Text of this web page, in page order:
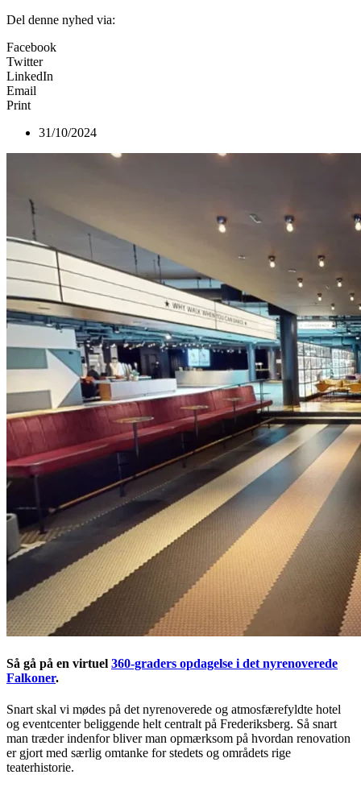
Del denne nyhed via:
Facebook
Twitter
LinkedIn
Email
Print
31/10/2024
Så gå på en virtuel 360-graders opdagelse i det nyrenoverede
Falkoner.
Snart skal vi mødes på det nyrenoverede og atmosfærefyldte hotel
og eventcenter beliggende helt centralt på Frederiksberg. Så snart
man træder indenfor bliver man opmærksom på hvordan renovation
er gjort med særlig omtanke for stedets og områdets rige
teaterhistorie.